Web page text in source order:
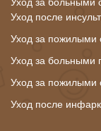
Уход за больными
Уход после
Уход за пожилыми
Уход за больными
Уход за пожилыми
Уход после